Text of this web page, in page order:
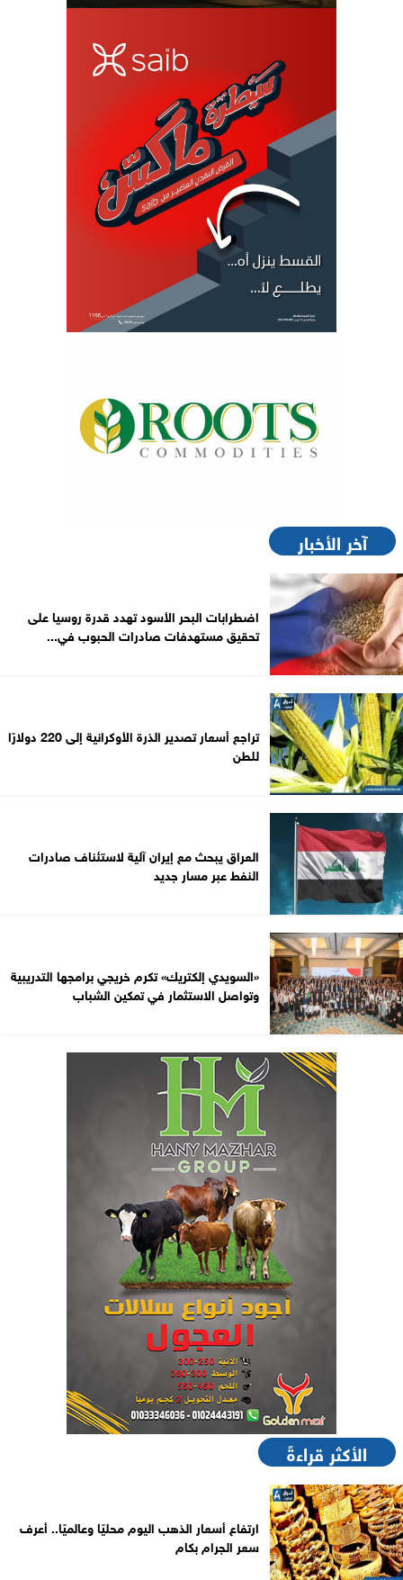
آخر الأخبار
اضطرابات البحر الأسود تهدد قدرة روسيا على
تحقيق مستهدفات صادرات الحبوب في...
تراجع أسعار تصدير الذرة الأوكرانية إلى 220 دولارًا
للطن
العراق يبحث مع إيران آلية لاستئناف صادرات
النفط عبر مسار جديد
«السويدي إلكتريك» تكرم خريجي برامجها التدريبية
وتواصل الاستثمار في تمكين الشباب
الأكثر قراءةً
ارتفاع أسعار الذهب اليوم محليًا وعالميًا.. أعرف
سعر الجرام بكام